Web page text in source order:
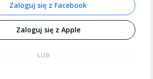
Zaloguj się z Facebook
Zaloguj się z Apple
LUB